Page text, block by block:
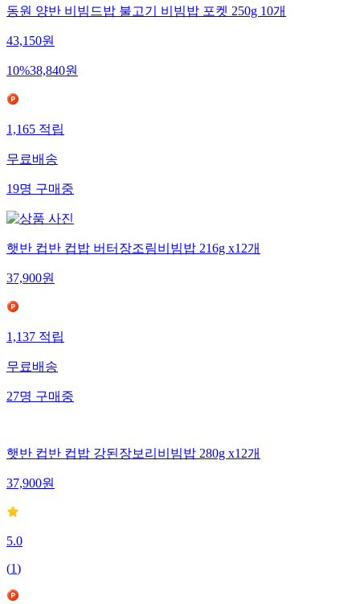
동원 양반 비빔드밥 불고기 비빔밥 포켓 250g 10개
43,150원
10%38,840원
1,165적립
무료배송
19명구매중
햇반 컵반 컵밥 버터장조림비빔밥 216g x12개
37,900원
1,137적립
무료배송
27명구매중
햇반 컵반 컵밥 강된장보리비빔밥 280g x12개
37,900원
5.0
(1)